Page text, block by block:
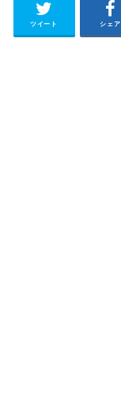
ツイート シェア